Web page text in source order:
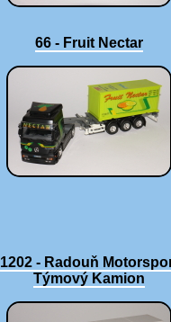
66 - Fruit Nectar
1202 - Radouň
Týmový Kamion